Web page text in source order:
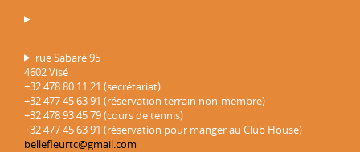
rue Sabaré 95
4602 Visé
+32 478 80 11 21 (secrétariat)
+32 477 45 63 91 (réservation terrain non-membre)
+32 478 93 45 79 (cours de tennis)
+32 477 45 63 91 (réservation pour manger au Club House)
bellefleurtc@gmail.com